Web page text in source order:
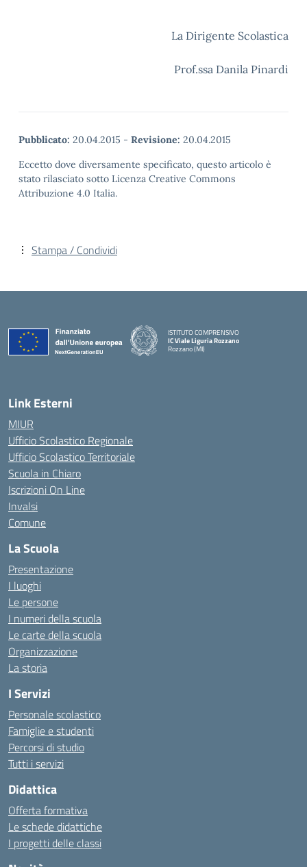
La Dirigente Scolastica
Prof.ssa Danila Pinardi
Pubblicato: 20.04.2015 - Revisione: 20.04.2015
Eccetto dove diversamente specificato, questo articolo è
stato rilasciato sotto Licenza Creative Commons
Attribuzione 4.0 Italia.
Stampa / Condividi
ISTITUTO COMPRENSIVO
IC Viale Liguria Rozzano
Rozzano (MI)
Link Esterni
MIUR
Ufficio Scolastico Regionale
Ufficio Scolastico Territoriale
Scuola in Chiaro
Iscrizioni On Line
Invalsi
Comune
La Scuola
Presentazione
I luoghi
Le persone
I numeri della scuola
Le carte della scuola
Organizzazione
La storia
I Servizi
Personale scolastico
Famiglie e studenti
Percorsi di studio
Tutti i servizi
Didattica
Offerta formativa
Le schede didattiche
I progetti delle classi